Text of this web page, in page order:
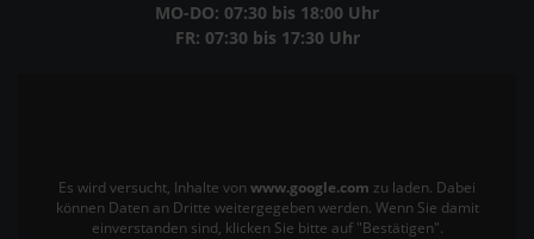
MO-DO: 07:30 bis 18:00 Uhr
FR: 07:30 bis 17:30 Uhr
Es wird versucht, Inhalte von www.google.com zu laden. Dabei
können Daten an Dritte weitergegeben werden. Wenn Sie damit
einverstanden sind, klicken Sie bitte auf "Bestätigen".